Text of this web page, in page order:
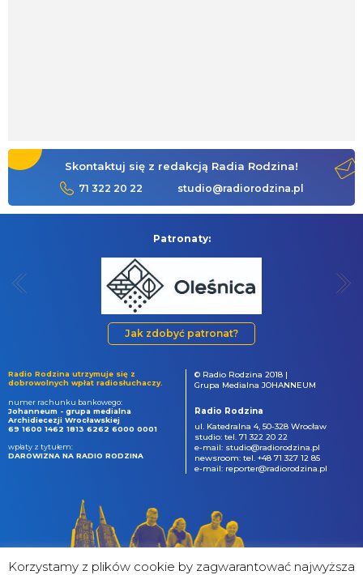
Skontaktuj się z redakcją Radia Rodzina!
71 322 20 22 studio@radiorodzina.pl
Patronaty:
Jak zdobyć patronat?
Radio Rodzina utrzymuje się z
dobrowolnych wpłat radiosłuchaczy.
numer rachunku bankowego:
Johanneum - grupa medialna
Archidiecezji Wrocławskiej
69 1600 1462 1813 6262 6000 0001
wpłaty z tytułem:
DAROWIZNA NA RADIO RODZINA
© Radio Rodzina 2018 |
Grupa Medialna JOHANNEUM
Radio Rodzina
ul. Katedralna 4, 50-328 Wrocław
studio: tel. 71 322 20 22
e-mail: studio@radiorodzina.pl
newsroom: tel. +48 71 327 12 85
e-mail: reporter@radiorodzina.pl
Korzystamy z plików cookie by zagwarantować najwyższa